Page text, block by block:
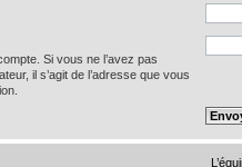
Si vous ne l’avez pas
il s’agit de l’adresse que vous